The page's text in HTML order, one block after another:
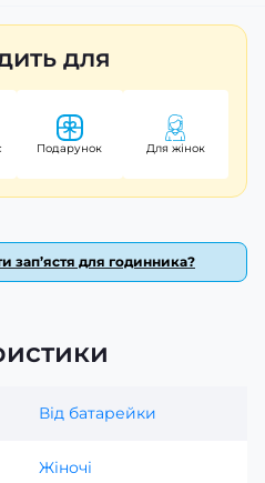
для
Подарунок Для жінок
зап’ястя для годинника?
Від батарейки
Жіночі